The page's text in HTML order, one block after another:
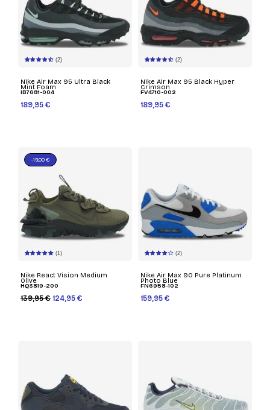
(2)
Nike Air Max 95 Ultra Black
Mint Foam
IB7681-004
189,95 €
(2)
Nike Air Max 95 Black Hyper
Crimson
FV4710-002
189,95 €
(1)
Nike React Vision Medium
Olive
HQ3819-200
139,95 € 124,95 €
-15,00 €
(2)
Nike Air Max 90 Pure Platinum
Photo Blue
FN6958-102
159,95 €